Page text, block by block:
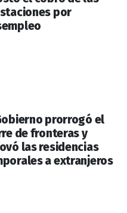
por
prorrogó el
de fronteras y
las residencias
a extranjeros